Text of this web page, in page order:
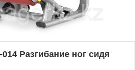
014 Разгибание ног сидя